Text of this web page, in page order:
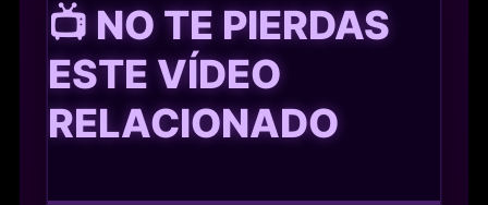
📺 NO TE PIERDAS
ESTE VÍDEO
RELACIONADO